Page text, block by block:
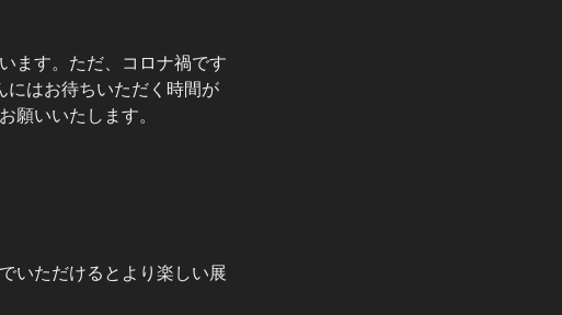
ます。ただ、コロナ禍です
にはお待ちいただく時間が
願いいたします。
いただけるとより楽しい展